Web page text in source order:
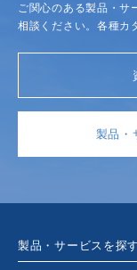
ご関心のある製品・サ
相談ください。各種カ
製品・
製品・サービスを探す